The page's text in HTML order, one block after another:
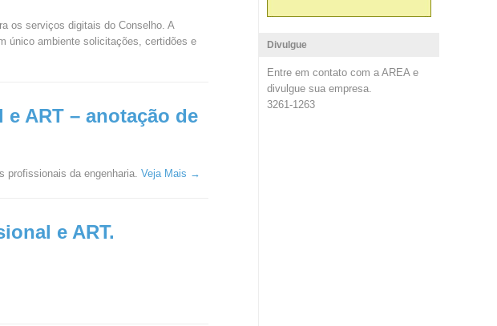
os serviços digitais do Conselho. A
único ambiente solicitações, certidões e
ART – anotação de
profissionais da engenharia. Veja Mais →
e ART.
Divulgue
Entre em contato com a AREA e
divulgue sua empresa.
3261-1263